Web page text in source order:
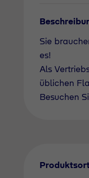
Sie
es!
Als
üblichen
Besuchen